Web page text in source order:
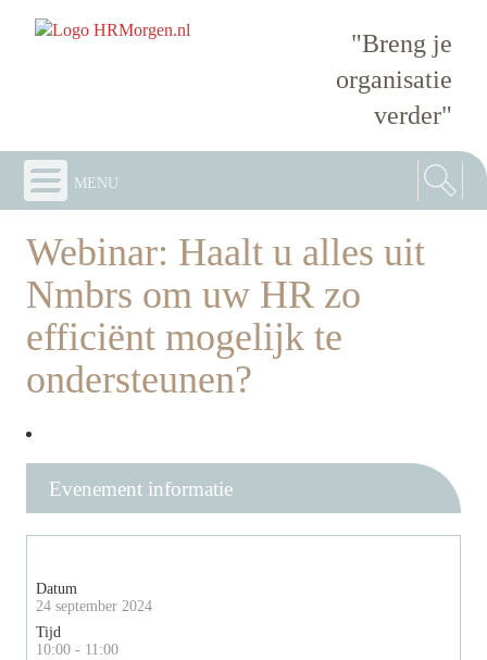
"Breng je
organisatie
verder"
menu
Webinar: Haalt u alles uit
Nmbrs om uw HR zo
efficiënt mogelijk te
ondersteunen?
Evenement informatie
Datum
24 september 2024
Tijd
10:00 - 11:00